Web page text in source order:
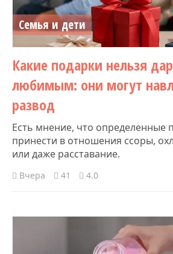
Семья и дети
Какие подарки нельзя
любимым: они могут
развод
Есть мнение, что определенные
принести в отношения ссоры,
или даже расставание.
Вчера 41 4.0